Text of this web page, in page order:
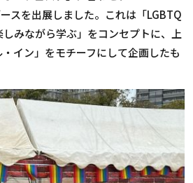
スを出展しました。これは「LGBTQ
みながら学ぶ」をコンセプトに、上
イン」をモチーフにして企画したも